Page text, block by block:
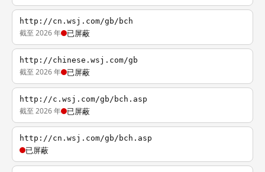
http://cn.wsj.com/gb/bch
截至 2026 年 已屏蔽
http://chinese.wsj.com/gb
截至 2026 年 已屏蔽
http://c.wsj.com/gb/bch.asp
截至 2026 年 已屏蔽
http://cn.wsj.com/gb/bch.asp
已屏蔽